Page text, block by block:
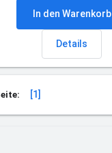
In den Warenkorb
Details
[1]